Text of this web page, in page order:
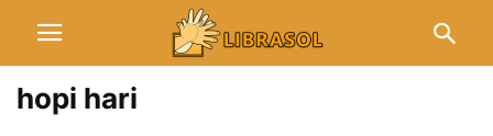
hopi hari